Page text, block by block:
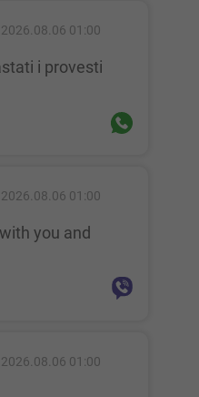
2026.08.06 01:00
2026.08.06 01:00
2026.08.06 01:00